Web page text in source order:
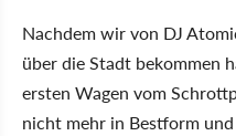
Nachdem wir von DJ
über die Stadt bekommen
ersten Wagen vom
nicht mehr in Bestform